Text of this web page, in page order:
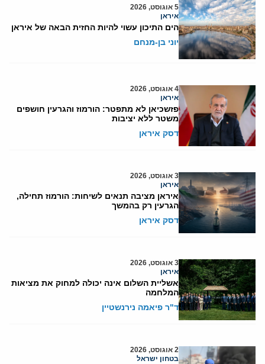
5 אוגוסט, 2026
איראן
הים התיכון עשוי להיות החזית הבאה של איראן
יוני בן-מנחם
4 אוגוסט, 2026
איראן
פזשכיאן לא מתפטר: הורמוז והגרעין חושפים
משטר ללא יציבות
דסק איראן
3 אוגוסט, 2026
איראן
איראן מציבה תנאים לשיחות: הורמוז תחילה,
הגרעין רק בהמשך
דסק איראן
3 אוגוסט, 2026
איראן
אשליית השלום אינה יכולה למחוק את מציאות
המלחמה
ד"ר פיאמה נירנשטיין
2 אוגוסט, 2026
בטחון ישראל